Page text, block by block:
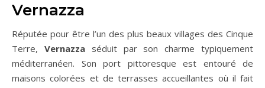
Vernazza
Réputée pour être l’un des plus beaux villages des Cinque
Terre, Vernazzaséduit par son charme typiquement
méditerranéen. Son port pittoresque est entouré de
maisons colorées et de terrasses accueillantes où il fait